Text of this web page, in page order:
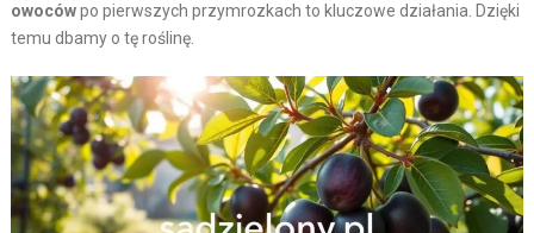
owocówpo pierwszych przymrozkach to kluczowe działania. Dzięki
temu dbamy o tę roślinę.